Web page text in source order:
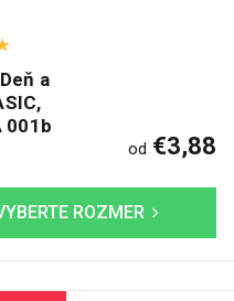
a
001b
od €3,88